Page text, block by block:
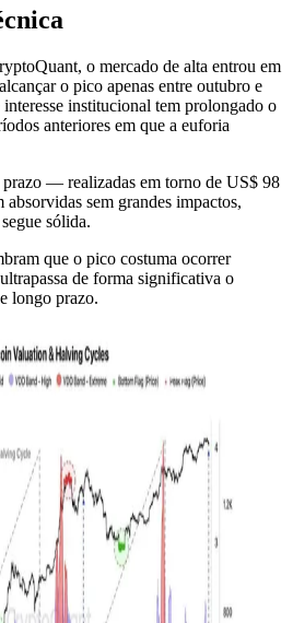
o mercado de alta entrou em
o pico apenas entre outubro e
institucional tem prolongado o
anteriores em que a euforia
prazo — realizadas em torno de US$ 98
sem grandes impactos,
sólida.
que o pico costuma ocorrer
de forma significativa o
longo prazo.